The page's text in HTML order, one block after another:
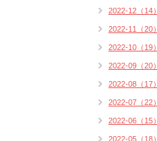
2022-12（14）
2022-11（20）
2022-10（19）
2022-09（20）
2022-08（17）
2022-07（22）
2022-06（15）
2022-05（18）